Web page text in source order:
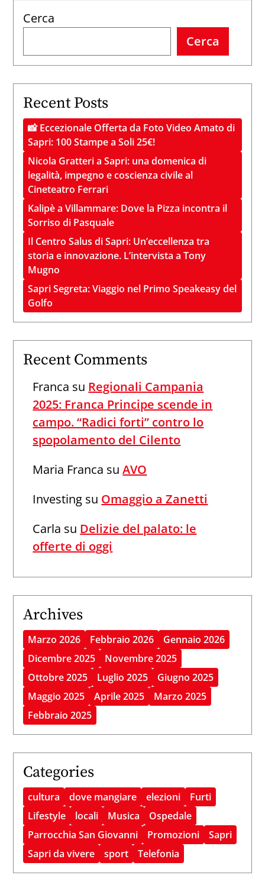
Cerca
Cerca
Recent Posts
📸 Eccezionale Offerta da Foto Video Amato di
Sapri: 100 Stampe a Soli 25€!
Nicola Gratteri a Sapri: una domenica di
legalità, impegno e coscienza civile al
Cineteatro Ferrari
Kalipè a Villammare: Dove la Pizza incontra il
Sorriso di Pasquale
Il Centro Salus di Sapri: Un’eccellenza tra
storia e innovazione. L’intervista a Tony
Mugno
Sapri Segreta: Viaggio nel Primo Speakeasy del
Golfo
Recent Comments
Franca su Regionali Campania
2025: Franca Principe scende in
campo. “Radici forti” contro lo
spopolamento del Cilento
Maria Franca suAVO
Investing su Omaggio a Zanetti
Carla su Delizie del palato: le
offerte di oggi
Archives
Marzo 2026 Febbraio 2026
Gennaio 2026
Dicembre 2025
Novembre 2025
Ottobre 2025
Luglio 2025
Giugno 2025
Maggio 2025
Aprile 2025
Marzo 2025
Febbraio 2025
Categories
cultura dove mangiare elezioni
Furti
Lifestyle
locali Musica
Ospedale
Parrocchia San Giovanni
Promozioni
Sapri
Sapri da vivere
sport Telefonia